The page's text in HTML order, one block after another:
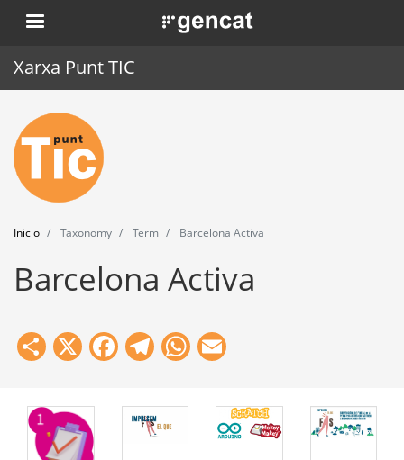
Pasar
al
. Obre en una nova finestra.
Xarxa Punt TIC
Inicio
Punt TIC
Actualidad
Agenda
Formación
Herramientas
Inicio Taxonomy Term Barcelona Activa
Barcelona Activa
Share
X Facebook
Telegram
WhatsApp